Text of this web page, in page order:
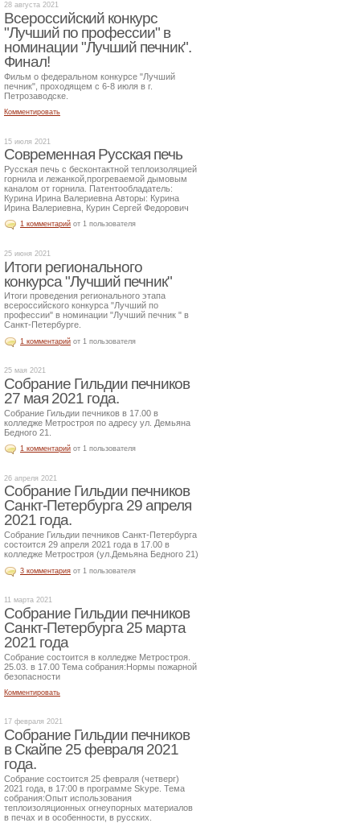
28 августа 2021
Всероссийский конкурс
"Лучший по профессии" в
номинации "Лучший печник".
Финал!
Фильм о федеральном конкурсе "Лучший
печник", проходящем с 6-8 июля в г.
Петрозаводске.
Комментировать
15 июля 2021
Современная Русская печь
Русская печь с бесконтактной теплоизоляцией
горнила и лежанкой,прогреваемой дымовым
каналом от горнила. Патентообладатель:
Курина Ирина Валериевна Авторы: Курина
Ирина Валериевна, Курин Сергей Федорович
1 комментарий от 1 пользователя
25 июня 2021
Итоги регионального
конкурса "Лучший печник"
Итоги проведения регионального этапа
всероссийского конкурса "Лучший по
профессии" в номинации "Лучший печник " в
Санкт-Петербурге.
1 комментарий от 1 пользователя
25 мая 2021
Собрание Гильдии печников
27 мая 2021 года.
Собрание Гильдии печников в 17.00 в
колледже Метростроя по адресу ул. Демьяна
Бедного 21.
1 комментарий от 1 пользователя
26 апреля 2021
Собрание Гильдии печников
Санкт-Петербурга 29 апреля
2021 года.
Собрание Гильдии печников Санкт-Петербурга
состоится 29 апреля 2021 года в 17.00 в
колледже Метростроя (ул.Демьяна Бедного 21)
3 комментария от 1 пользователя
11 марта 2021
Собрание Гильдии печников
Санкт-Петербурга 25 марта
2021 года
Собрание состоится в колледже Метростроя.
25.03. в 17.00 Тема собрания:Нормы пожарной
безопасности
Комментировать
17 февраля 2021
Собрание Гильдии печников
в Скайпе 25 февраля 2021
года.
Собрание состоится 25 февраля (четверг)
2021 года, в 17:00 в программе Skype. Тема
собрания:Опыт использования
теплоизоляционных огнеупорных материалов
в печах и в особенности, в русских.